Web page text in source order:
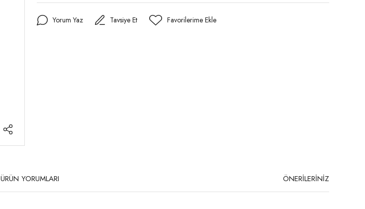
Yorum Yaz Tavsiye Et
ÜRÜN YORUMLARI ÖNERİLERİNİZ